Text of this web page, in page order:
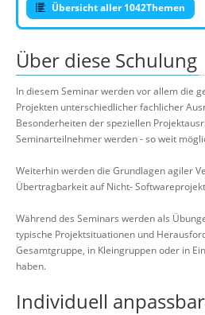
Übersicht aller 1042Themen
Über diese Schulung
In diesem Seminar werden vor allem die
Projekten unterschiedlicher fachlicher
Besonderheiten der speziellen
Seminarteilnehmer werden - so weit
Weiterhin werden die Grundlagen agiler
Übertragbarkeit auf Nicht-
Während des Seminars werden als
typische Projektsituationen und
Gesamtgruppe, in Kleingruppen oder in
haben.
Individuell